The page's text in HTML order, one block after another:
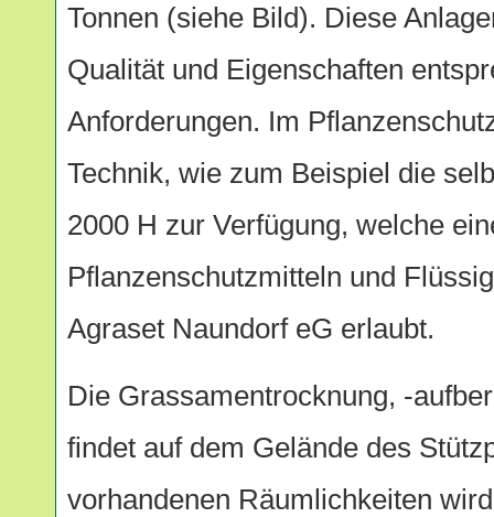
Tonnen (siehe Bild). Diese
Qualität und Eigenschaften
Anforderungen. Im
Technik, wie zum Beispiel die
2000 H zur Verfügung, welche
Pflanzenschutzmitteln und
Agraset Naundorf eG erlaubt.
Die Grassamentrocknung, -
findet auf dem Gelände des
vorhandenen Räumlichkeiten